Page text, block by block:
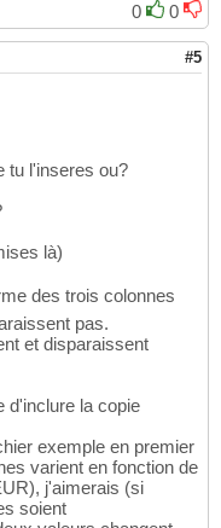
& i) = "" Then
0 0
#5
tu l'inseres ou?
là)
des trois colonnes
pas.
et disparaissent
d'inclure la copie
exemple en premier
varient en fonction de
j'aimerais (si
soient